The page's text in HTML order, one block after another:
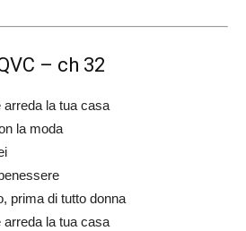
– ch 32
arreda la tua casa
la moda
prima di tutto donna
arreda la tua casa